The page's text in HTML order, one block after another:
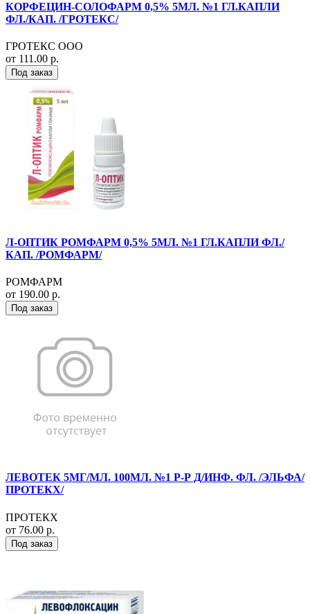
КОРФЕЦИН-СОЛОФАРМ 0,5% 5МЛ. №1 ГЛ.КАПЛИ
ФЛ./КАП. /ГРОТЕКС/
ГРОТЕКС ООО
от 111.00 р.
Под заказ
Л-ОПТИК РОМФАРМ 0,5% 5МЛ. №1 ГЛ.КАПЛИ ФЛ./
КАП. /РОМФАРМ/
РОМФАРМ
от 190.00 р.
Под заказ
ЛЕВОТЕК 5МГ/МЛ. 100МЛ. №1 Р-Р Д/ИНФ. ФЛ. /ЭЛЬФА/
ПРОТЕКХ/
ПРОТЕКХ
от 76.00 р.
Под заказ